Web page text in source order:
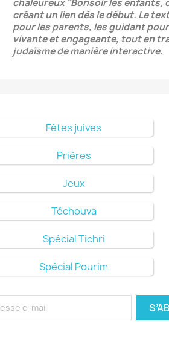
chaleureux "Bonsoir les enfants,
créant un lien dès le début. Le
pour les parents, les guidant
vivante et engageante, tout en
judaïsme de manière interactive.
Fêtes juives
Prières
Jeux
Téchouva
Spécial Tichri
Spécial Pourim